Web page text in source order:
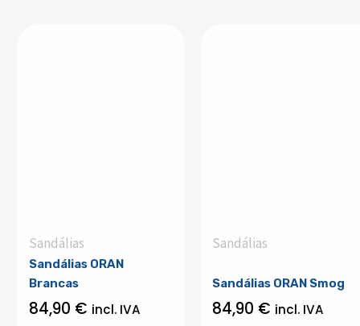
Sandálias
Sandálias ORAN
Brancas
84,90 € incl. IVA
Sandálias
Sandálias ORAN Smog
84,90 € incl. IVA